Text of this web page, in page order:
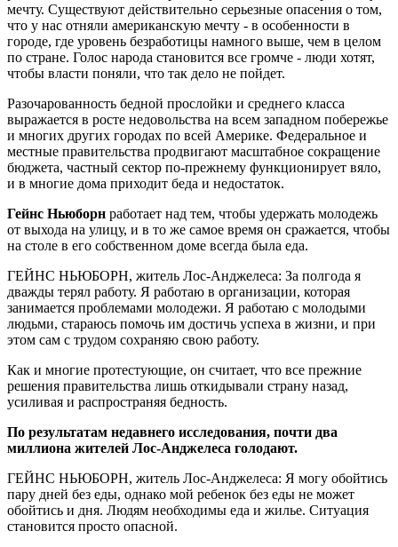
мечту. Существуют действительно серьезные опасения о том,
что у нас отняли американскую мечту - в особенности в
городе, где уровень безработицы намного выше, чем в целом
по стране. Голос народа становится все громче - люди хотят,
чтобы власти поняли, что так дело не пойдет.
Разочарованность бедной прослойки и среднего класса
выражается в росте недовольства на всем западном побережье
и многих других городах по всей Америке. Федеральное и
местные правительства продвигают масштабное сокращение
бюджета, частный сектор по-прежнему функционирует вяло,
и в многие дома приходит беда и недостаток.
Гейнс Ньюборн работает над тем, чтобы удержать молодежь
от выхода на улицу, и в то же самое время он сражается, чтобы
на столе в его собственном доме всегда была еда.
ГЕЙНС НЬЮБОРН, житель Лос-Анджелеса: За полгода я
дважды терял работу. Я работаю в организации, которая
занимается проблемами молодежи. Я работаю с молодыми
людьми, стараюсь помочь им достичь успеха в жизни, и при
этом сам с трудом сохраняю свою работу.
Как и многие протестующие, он считает, что все прежние
решения правительства лишь откидывали страну назад,
усиливая и распространяя бедность.
По результатам недавнего исследования, почти два
миллиона жителей Лос-Анджелеса голодают.
ГЕЙНС НЬЮБОРН, житель Лос-Анджелеса: Я могу обойтись
пару дней без еды, однако мой ребенок без еды не может
обойтись и дня. Людям необходимы еда и жилье. Ситуация
становится просто опасной.